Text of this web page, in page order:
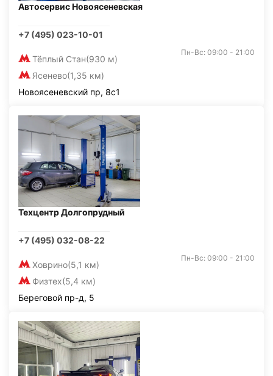
Автосервис Новоясеневская
+7 (495) 023-10-01
Тёплый Стан(930 м)
Ясенево(1,35 км)
Пн-Вс: 09:00 - 21:00
Новоясеневский пр, 8с1
Техцентр Долгопрудный
+7 (495) 032-08-22
Ховрино(5,1 км)
Физтех(5,4 км)
Пн-Вс: 09:00 - 21:00
Береговой пр-д, 5